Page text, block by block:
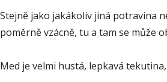
Stejně jako jakákoliv jiná potravina
poměrně vzácně, tu a tam se může
Med je velmi hustá, lepkavá